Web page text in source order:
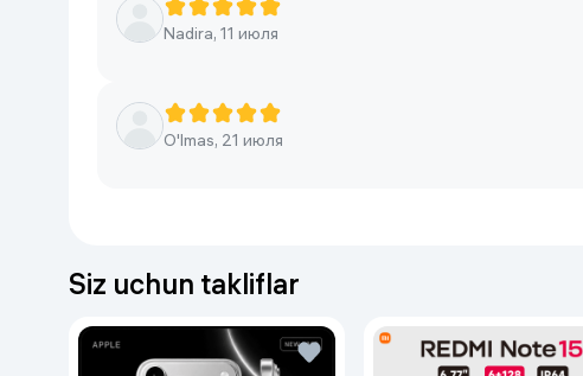
Nadira, 11 июля
O'lmas, 21 июля
Siz uchun takliflar